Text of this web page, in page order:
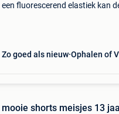
een fluorescerend elastiek kan
Zo goed als nieuw Ophalen of
mooie shorts meisjes 13